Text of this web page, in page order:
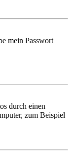
mein Passwort
durch einen
zum Beispiel